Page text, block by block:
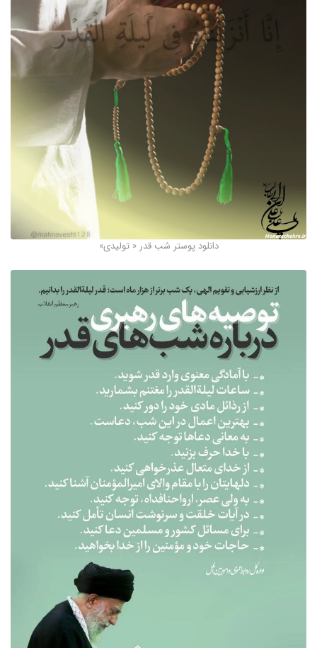
دانلود پوستر شب قدر « تولیدی»